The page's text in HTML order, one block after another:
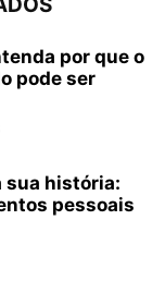
por que o
pode ser
sua história:
pessoais